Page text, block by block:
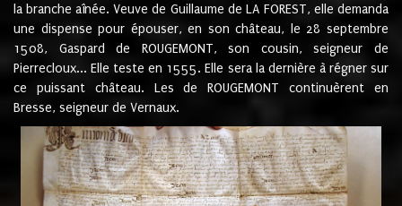
la branche aînée. Veuve de Guillaume de LA FOREST, elle demanda
une dispense pour épouser, en son château, le 28 septembre
1508, Gaspard de ROUGEMONT, son cousin, seigneur de
Pierrecloux... Elle teste en 1555. Elle sera la dernière à régner sur
ce puissant château. Les de ROUGEMONT continuèrent en
Bresse, seigneur de Vernaux.